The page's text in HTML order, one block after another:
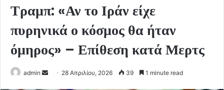
Τραμπ: «Αν το Ιράν είχε
πυρηνικά ο κόσμος θα ήταν
όμηρος» – Επίθεση κατά Μερτς
admin
Send 28 Απριλίου, 2026 39 1 minute read